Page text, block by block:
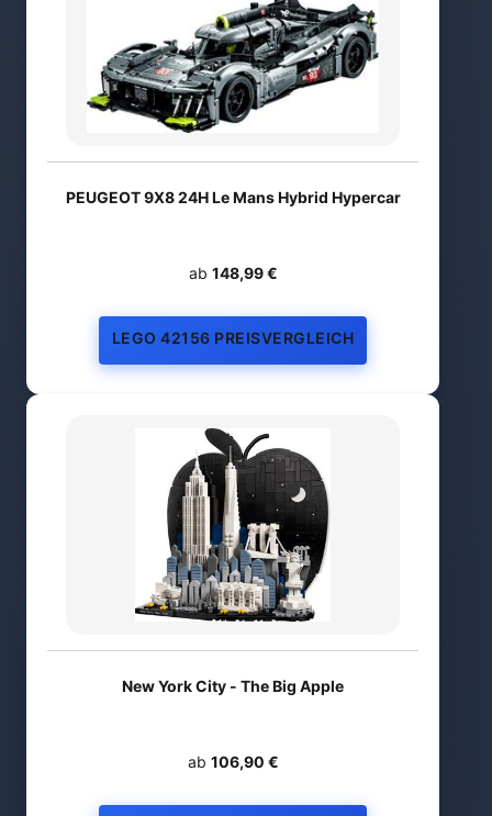
PEUGEOT 9X8 24H Le Mans Hybrid Hypercar
ab 148,99 €
LEGO 42156 PREISVERGLEICH
New York City - The Big Apple
ab 106,90 €